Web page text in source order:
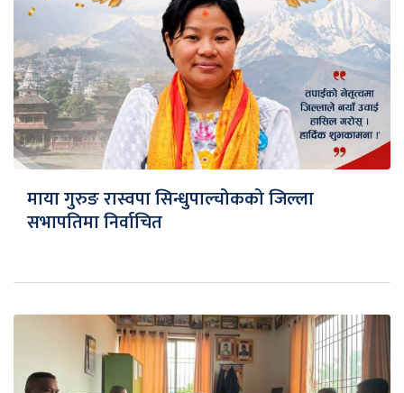
माया गुरुङ रास्वपा सिन्धुपाल्चोकको जिल्ला
सभापतिमा निर्वाचित